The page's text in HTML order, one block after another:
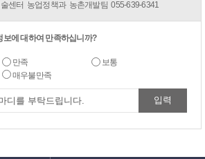
술센터 농업정책과 농촌개발팀055-639-6341
보에 대하여 만족하십니까?
만족
보통
매우불만족